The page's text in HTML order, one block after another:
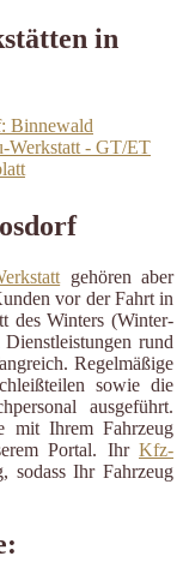
in
Binnewald
Werkstatt - GT/ET
gehören aber
vor der Fahrt in
des Winters (Winter-
rund
Regelmäßige
sowie die
ausgeführt.
mit Ihrem Fahrzeug
Portal. Ihr Kfz-
sodass Ihr Fahrzeug